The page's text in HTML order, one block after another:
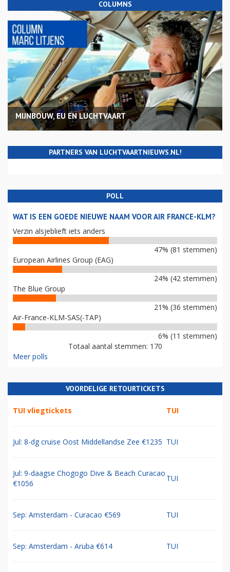
COLUMNS
MIJNBOUW, EU EN LUCHTVAART
PARTNERS VAN LUCHTVAARTNIEUWS.NL!
POLL
WAT IS EEN GOEDE NIEUWE NAAM VOOR AIR FRANCE-KLM?
Verzin alsjeblieft iets anders
47% (81 stemmen)
European Airlines Group (EAG)
24% (42 stemmen)
The Blue Group
21% (36 stemmen)
Air-France-KLM-SAS(-TAP)
6% (11 stemmen)
Totaal aantal stemmen: 170
Meer polls
VOORDELIGE RETOURTICKETS
TUI vliegtickets TUI
Jul: 8-dg cruise Oost Middellandse Zee €1235 TUI
Jul: 9-daagse Chogogo Dive & Beach Curacao
€1056
TUI
Sep: Amsterdam - Curacao €569 TUI
Sep: Amsterdam - Aruba €614 TUI